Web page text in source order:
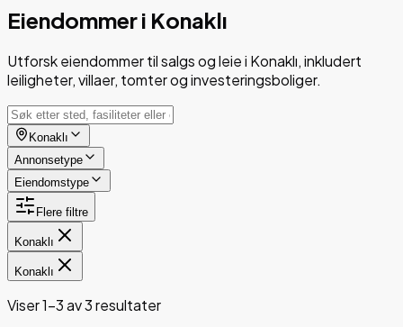
Eiendommer i Konaklı
Utforsk eiendommer til salgs og leie i Konaklı, inkludert
leiligheter, villaer, tomter og investeringsboliger.
Konaklı
Annonsetype
Eiendomstype
Flere filtre
Konaklı
Konaklı
Viser 1-3 av 3 resultater